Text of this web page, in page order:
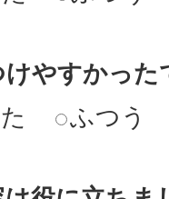
やすかった
ふつう